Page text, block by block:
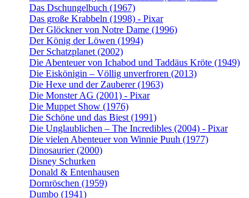
Das Dschungelbuch (1967)
Das große Krabbeln (1998) - Pixar
Der Glöckner von Notre Dame (1996)
Der König der Löwen (1994)
Der Schatzplanet (2002)
Die Abenteuer von Ichabod und Taddäus Kröte (1949)
Die Eiskönigin – Völlig unverfroren (2013)
Die Hexe und der Zauberer (1963)
Die Monster AG (2001) - Pixar
Die Muppet Show (1976)
Die Schöne und das Biest (1991)
Die Unglaublichen – The Incredibles (2004) - Pixar
Die vielen Abenteuer von Winnie Puuh (1977)
Dinosaurier (2000)
Disney Schurken
Donald & Entenhausen
Dornröschen (1959)
Dumbo (1941)